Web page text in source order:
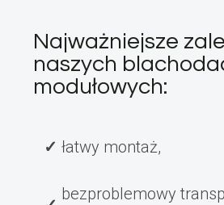
Najważniejsze
naszych
modułowych:
łatwy montaż,
bezproblemowy